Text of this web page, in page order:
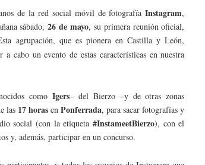
de la red social móvil de fotografíaInstagram,
sábado,26 de mayo, su primera reunión oficial,
agrupación, que es pionera en Castilla y León,
cabo un evento de estas características en nuestra
como Igers– del Bierzo –y de otras zonas
las 17 horasenPonferrada, para sacar fotografías y
social (con la etiqueta#InstameetBierzo), con el
y, además, participar en un concurso.